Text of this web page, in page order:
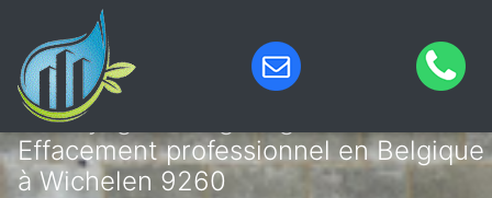
Nettoyage de tags & graffitis –
Effacement professionnel en Belgique
à Wichelen 9260